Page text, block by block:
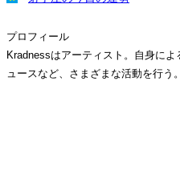
プロフィール
Kradnessはアーティスト。自身に
ュースなど、さまざまな活動を行う。